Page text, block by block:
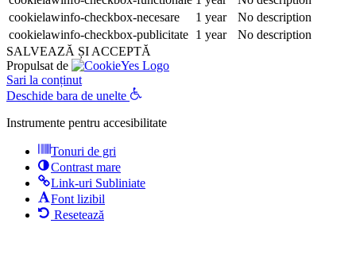
cookielawinfo-checkbox-necesare
1 year
No description
cookielawinfo-checkbox-publicitate 1 year
No description
SALVEAZĂ ȘI ACCEPTĂ
Propulsat de
Sari la conținut
Deschide bara de unelte
Instrumente pentru accesibilitate
Tonuri de gri
Contrast mare
Link-uri Subliniate
Font lizibil
Resetează